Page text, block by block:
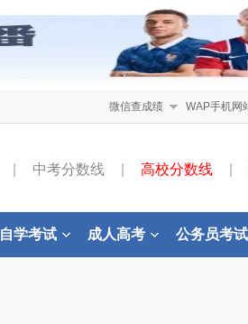
微信查成绩 WAP手机网
中考分数线 高校分数线
自学考试 成人高考 公务员考试